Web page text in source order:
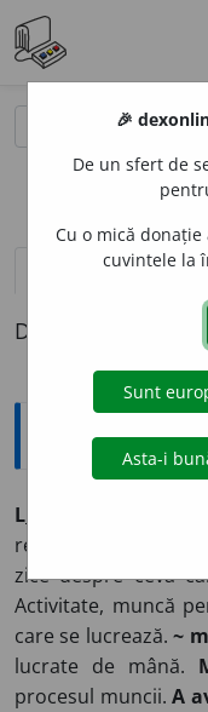
definiții (1)
Definiția cu ID-ul
Explicative
L
1)
real sau imaginar).
zice despre ceva
Activitate, muncă
care se lucrează.~
lucrate de mână.
procesul muncii.A
🎉
De un sfert de
Cu o mică
cuvintele la